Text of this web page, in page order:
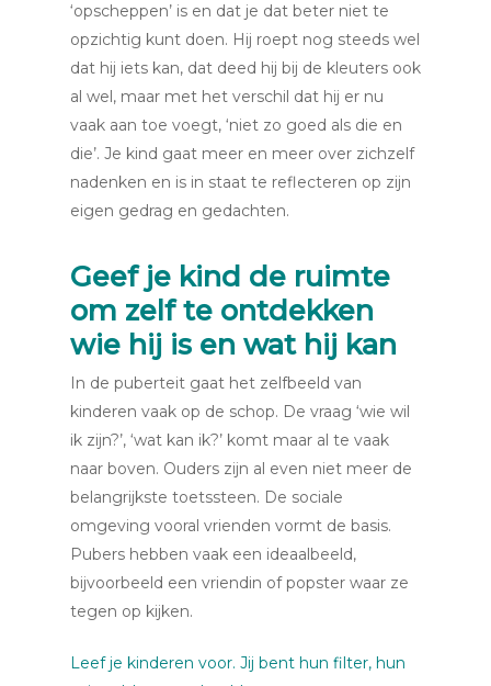
‘opscheppen’ is en dat je dat beter niet te
opzichtig kunt doen. Hij roept nog steeds wel
dat hij iets kan, dat deed hij bij de kleuters ook
al wel, maar met het verschil dat hij er nu
vaak aan toe voegt, ‘niet zo goed als die en
die’. Je kind gaat meer en meer over zichzelf
nadenken en is in staat te reflecteren op zijn
eigen gedrag en gedachten.
Geef je kind de ruimte
om zelf te ontdekken
wie hij is en wat hij kan
In de puberteit gaat het zelfbeeld van
kinderen vaak op de schop. De vraag ‘wie wil
ik zijn?’, ‘wat kan ik?’ komt maar al te vaak
naar boven. Ouders zijn al even niet meer de
belangrijkste toetssteen. De sociale
omgeving vooral vrienden vormt de basis.
Pubers hebben vaak een ideaalbeeld,
bijvoorbeeld een vriendin of popster waar ze
tegen op kijken.
Leef je kinderen voor. Jij bent hun filter, hun